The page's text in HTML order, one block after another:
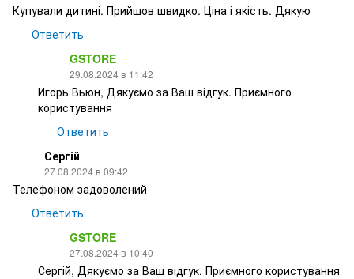
Купували дитині. Прийшов швидко. Ціна і якість. Дякую
Ответить
GSTORE
29.08.2024 в 11:42
Игорь Вьюн, Дякуємо за Ваш відгук. Приємного
користування
Ответить
Сергій
27.08.2024 в 09:42
Телефоном задоволений
Ответить
GSTORE
27.08.2024 в 10:40
Сергій, Дякуємо за Ваш відгук. Приємного користування